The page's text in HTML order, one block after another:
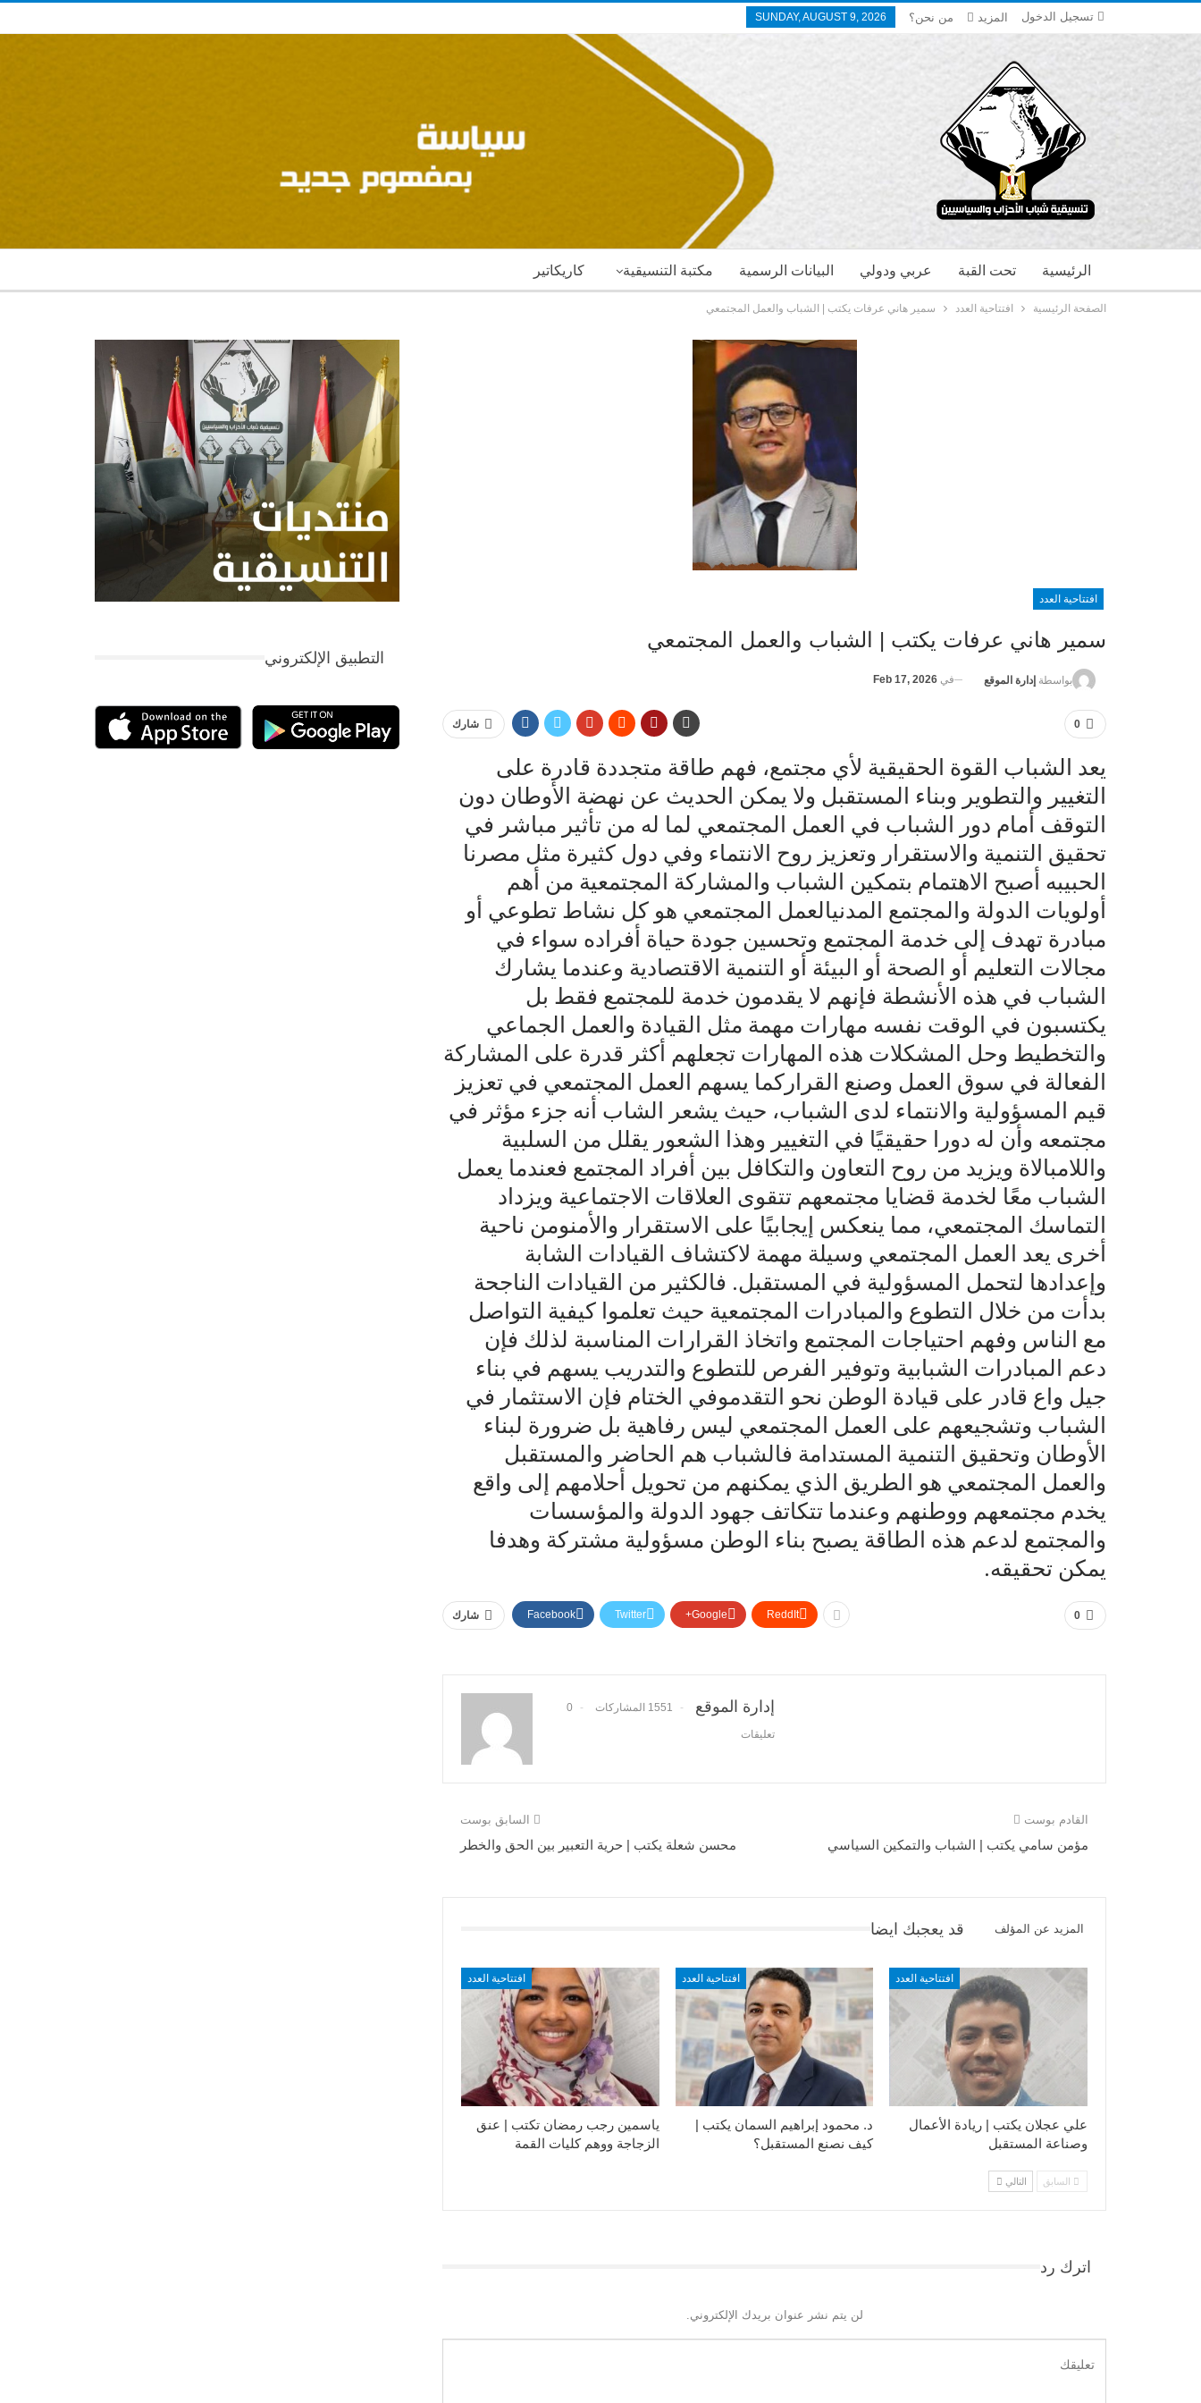
تسجيل الدخول SUNDAY, AUGUST 9, 2026 من نحن؟ المزيد
كاريكاتير مكتبة التنسيقية البيانات الرسمية عربي ودولي تحت القبة الرئيسية
الصفحة الرئيسية افتتاحية العدد سمير هاني عرفات يكتب | الشباب والعمل المجتمعي
افتتاحية العدد
سمير هاني عرفات يكتب | الشباب والعمل المجتمعي
بواسطة إدارة الموقع في Feb 17, 2026
0 شارك
يعد الشباب القوة الحقيقية لأي مجتمع، فهم طاقة متجددة قادرة على
التغيير والتطوير وبناء المستقبل ولا يمكن الحديث عن نهضة الأوطان دون
التوقف أمام دور الشباب في العمل المجتمعي لما له من تأثير مباشر في
تحقيق التنمية والاستقرار وتعزيز روح الانتماء وفي دول كثيرة مثل مصرنا
الحبيبه أصبح الاهتمام بتمكين الشباب والمشاركة المجتمعية من أهم
أولويات الدولة والمجتمع المدنيالعمل المجتمعي هو كل نشاط تطوعي أو
مبادرة تهدف إلى خدمة المجتمع وتحسين جودة حياة أفراده سواء في
مجالات التعليم أو الصحة أو البيئة أو التنمية الاقتصادية وعندما يشارك
الشباب في هذه الأنشطة فإنهم لا يقدمون خدمة للمجتمع فقط بل
يكتسبون في الوقت نفسه مهارات مهمة مثل القيادة والعمل الجماعي
والتخطيط وحل المشكلات هذه المهارات تجعلهم أكثر قدرة على المشاركة
الفعالة في سوق العمل وصنع القراركما يسهم العمل المجتمعي في تعزيز
قيم المسؤولية والانتماء لدى الشباب، حيث يشعر الشاب أنه جزء مؤثر في
مجتمعه وأن له دورا حقيقيًا في التغيير وهذا الشعور يقلل من السلبية
واللامبالاة ويزيد من روح التعاون والتكافل بين أفراد المجتمع فعندما يعمل
الشباب معًا لخدمة قضايا مجتمعهم تتقوى العلاقات الاجتماعية ويزداد
التماسك المجتمعي، مما ينعكس إيجابيًا على الاستقرار والأمنومن ناحية
أخرى يعد العمل المجتمعي وسيلة مهمة لاكتشاف القيادات الشابة
وإعدادها لتحمل المسؤولية في المستقبل. فالكثير من القيادات الناجحة
بدأت من خلال التطوع والمبادرات المجتمعية حيث تعلموا كيفية التواصل
مع الناس وفهم احتياجات المجتمع واتخاذ القرارات المناسبة لذلك فإن
دعم المبادرات الشبابية وتوفير الفرص للتطوع والتدريب يسهم في بناء
جيل واع قادر على قيادة الوطن نحو التقدموفي الختام فإن الاستثمار في
الشباب وتشجيعهم على العمل المجتمعي ليس رفاهية بل ضرورة لبناء
الأوطان وتحقيق التنمية المستدامة فالشباب هم الحاضر والمستقبل
والعمل المجتمعي هو الطريق الذي يمكنهم من تحويل أحلامهم إلى واقع
يخدم مجتمعهم ووطنهم وعندما تتكاتف جهود الدولة والمؤسسات
والمجتمع لدعم هذه الطاقة يصبح بناء الوطن مسؤولية مشتركة وهدفا
يمكن تحقيقه.
0 شارك Facebook Twitter Google+ ReddIt
إدارة الموقع 1551 المشاركات 0
تعليقات
السابق بوست
محسن شعلة يكتب | حرية التعبير بين الحق والخطر
القادم بوست
مؤمن سامي يكتب | الشباب والتمكين السياسي
قد يعجبك ايضا المزيد عن المؤلف
افتتاحية العدد
ياسمين رجب رمضان تكتب | عنق
الزجاجة ووهم كليات القمة
افتتاحية العدد
د. محمود إبراهيم السمان يكتب |
كيف نصنع المستقبل؟
افتتاحية العدد
علي عجلان يكتب | ريادة الأعمال
وصناعة المستقبل
السابق التالي
اترك رد
لن يتم نشر عنوان بريدك الإلكتروني.
التطبيق الإلكتروني